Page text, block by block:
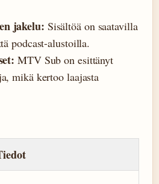
jakelu: Sisältöä on saatavilla
podcast-alustoilla.
MTV Sub on esittänyt
mikä kertoo laajasta